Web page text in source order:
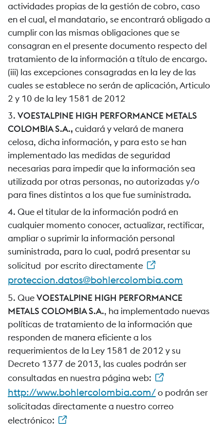
actividades propias de la gestión de cobro, caso
en el cual, el mandatario, se encontrará obligado a
cumplir con las mismas obligaciones que se
consagran en el presente documento respecto del
tratamiento de la información a título de encargo.
(iii) las excepciones consagradas en la ley de las
cuales se establece no serán de aplicación, Articulo
2 y 10 de la ley 1581 de 2012
3. VOESTALPINE HIGH PERFORMANCE METALS
COLOMBIA S.A., cuidará y velará de manera
celosa, dicha información, y para esto se han
implementado las medidas de seguridad
necesarias para impedir que la información sea
utilizada por otras personas, no autorizadas y/o
para fines distintos a los que fue suministrada.
4. Que el titular de la información podrá en
cualquier momento conocer, actualizar, rectificar,
ampliar o suprimir la información personal
suministrada, para lo cual, podrá presentar su
solicitud por escrito directamente
proteccion.datos@bohlercolombia.com
5. QueVOESTALPINE HIGH PERFORMANCE
METALS COLOMBIA S.A., ha implementado nuevas
políticas de tratamiento de la información que
responden de manera eficiente a los
requerimientos de la Ley 1581 de 2012 y su
Decreto 1377 de 2013, las cuales podrán ser
consultadas en nuestra página web:
http://www.bohlercolombia.com/o podrán ser
solicitadas directamente a nuestro correo
electrónico: